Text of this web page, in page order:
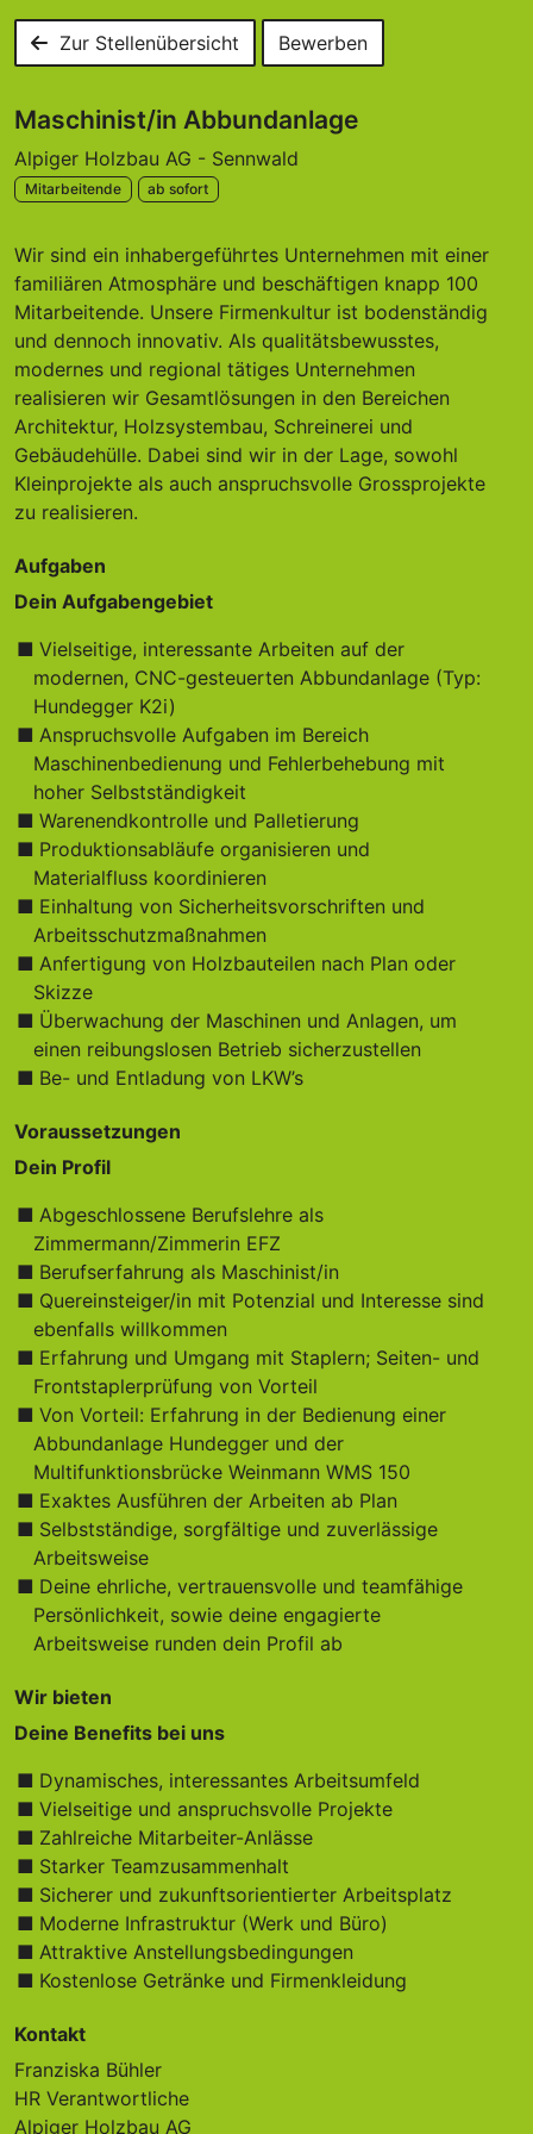
Zur Stellenübersicht Bewerben
Maschinist/in Abbundanlage
Alpiger Holzbau AG - Sennwald
Mitarbeitende ab sofort
Wir sind ein inhabergeführtes Unternehmen mit einer
familiären Atmosphäre und beschäftigen knapp 100
Mitarbeitende. Unsere Firmenkultur ist bodenständig
und dennoch innovativ. Als qualitätsbewusstes,
modernes und regional tätiges Unternehmen
realisieren wir Gesamtlösungen in den Bereichen
Architektur, Holzsystembau, Schreinerei und
Gebäudehülle. Dabei sind wir in der Lage, sowohl
Kleinprojekte als auch anspruchsvolle Grossprojekte
zu realisieren.
Aufgaben
Dein Aufgabengebiet
Vielseitige, interessante Arbeiten auf der
modernen, CNC-gesteuerten Abbundanlage (Typ:
Hundegger K2i)
Anspruchsvolle Aufgaben im Bereich
Maschinenbedienung und Fehlerbehebung mit
hoher Selbstständigkeit
Warenendkontrolle und Palletierung
Produktionsabläufe organisieren und
Materialfluss koordinieren
Einhaltung von Sicherheitsvorschriften und
Arbeitsschutzmaßnahmen
Anfertigung von Holzbauteilen nach Plan oder
Skizze
Überwachung der Maschinen und Anlagen, um
einen reibungslosen Betrieb sicherzustellen
Be- und Entladung von LKW’s
Voraussetzungen
Dein Profil
Abgeschlossene Berufslehre als
Zimmermann/Zimmerin EFZ
Berufserfahrung als Maschinist/in
Quereinsteiger/in mit Potenzial und Interesse sind
ebenfalls willkommen
Erfahrung und Umgang mit Staplern; Seiten- und
Frontstaplerprüfung von Vorteil
Von Vorteil: Erfahrung in der Bedienung einer
Abbundanlage Hundegger und der
Multifunktionsbrücke Weinmann WMS 150
Exaktes Ausführen der Arbeiten ab Plan
Selbstständige, sorgfältige und zuverlässige
Arbeitsweise
Deine ehrliche, vertrauensvolle und teamfähige
Persönlichkeit, sowie deine engagierte
Arbeitsweise runden dein Profil ab
Wir bieten
Deine Benefits bei uns
Dynamisches, interessantes Arbeitsumfeld
Vielseitige und anspruchsvolle Projekte
Zahlreiche Mitarbeiter-Anlässe
Starker Teamzusammenhalt
Sicherer und zukunftsorientierter Arbeitsplatz
Moderne Infrastruktur (Werk und Büro)
Attraktive Anstellungsbedingungen
Kostenlose Getränke und Firmenkleidung
Kontakt
Franziska Bühler
HR Verantwortliche
Alpiger Holzbau AG